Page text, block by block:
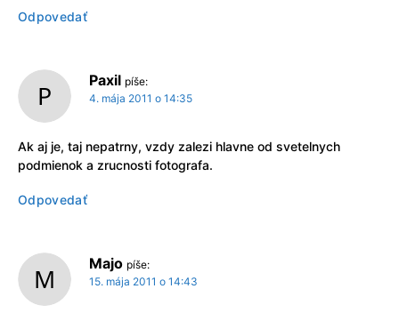
Odpovedať
Paxil píše:
4. mája 2011 o 14:35
Ak aj je, taj nepatrny, vzdy zalezi hlavne od svetelnych
podmienok a zrucnosti fotografa.
Odpovedať
Majo píše:
15. mája 2011 o 14:43